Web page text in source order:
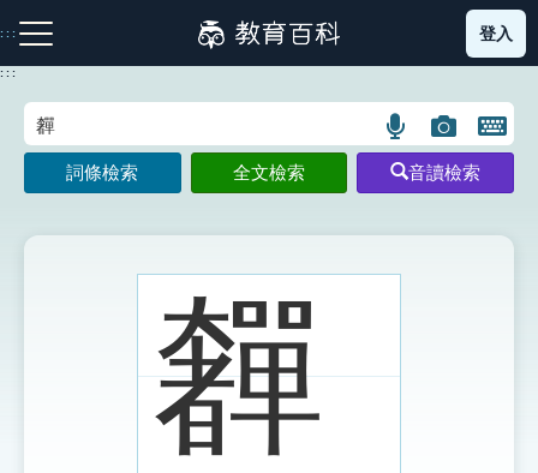
到
主
:::
注音索引圖示 筆畫索引圖示 部首索引表圖示
登入
:::
語
言
搜
示
圖
片
搜
開
鍵
圖
詞條檢索 全文檢索 音讀檢索
奲